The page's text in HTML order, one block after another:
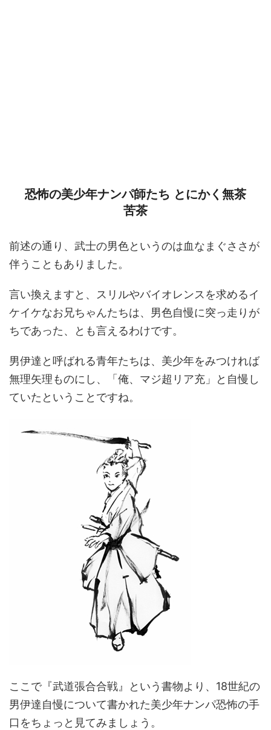
恐怖の美少年ナンパ師たち とにかく無茶
苦茶
前述の通り、武士の男色というのは血なまぐささが
伴うこともありました。
言い換えますと、スリルやバイオレンスを求めるイ
ケイケなお兄ちゃんたちは、男色自慢に突っ走りが
ちであった、とも言えるわけです。
男伊達と呼ばれる青年たちは、美少年をみつければ
無理矢理ものにし、「俺、マジ超リア充」と自慢し
ていたということですね。
ここで『武道張合合戦』という書物より、18世紀の
男伊達自慢について書かれた美少年ナンパ恐怖の手
口をちょっと見てみましょう。